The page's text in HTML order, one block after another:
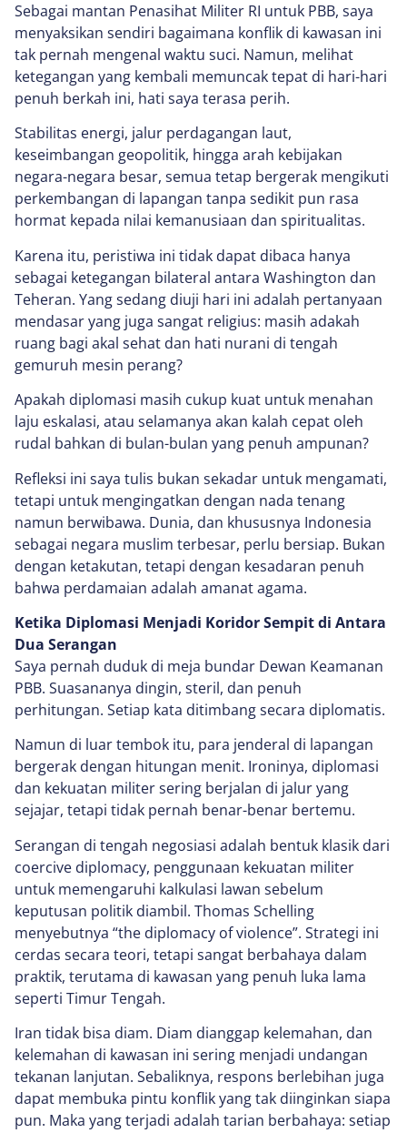
Sebagai mantan Penasihat Militer RI untuk PBB, saya
menyaksikan sendiri bagaimana konflik di kawasan ini
tak pernah mengenal waktu suci. Namun, melihat
ketegangan yang kembali memuncak tepat di hari-hari
penuh berkah ini, hati saya terasa perih.
Stabilitas energi, jalur perdagangan laut,
keseimbangan geopolitik, hingga arah kebijakan
negara-negara besar, semua tetap bergerak mengikuti
perkembangan di lapangan tanpa sedikit pun rasa
hormat kepada nilai kemanusiaan dan spiritualitas.
Karena itu, peristiwa ini tidak dapat dibaca hanya
sebagai ketegangan bilateral antara Washington dan
Teheran. Yang sedang diuji hari ini adalah pertanyaan
mendasar yang juga sangat religius: masih adakah
ruang bagi akal sehat dan hati nurani di tengah
gemuruh mesin perang?
Apakah diplomasi masih cukup kuat untuk menahan
laju eskalasi, atau selamanya akan kalah cepat oleh
rudal bahkan di bulan-bulan yang penuh ampunan?
Refleksi ini saya tulis bukan sekadar untuk mengamati,
tetapi untuk mengingatkan dengan nada tenang
namun berwibawa. Dunia, dan khususnya Indonesia
sebagai negara muslim terbesar, perlu bersiap. Bukan
dengan ketakutan, tetapi dengan kesadaran penuh
bahwa perdamaian adalah amanat agama.
Ketika Diplomasi Menjadi Koridor Sempit di Antara
Dua Serangan
Saya pernah duduk di meja bundar Dewan Keamanan
PBB. Suasananya dingin, steril, dan penuh
perhitungan. Setiap kata ditimbang secara diplomatis.
Namun di luar tembok itu, para jenderal di lapangan
bergerak dengan hitungan menit. Ironinya, diplomasi
dan kekuatan militer sering berjalan di jalur yang
sejajar, tetapi tidak pernah benar-benar bertemu.
Serangan di tengah negosiasi adalah bentuk klasik dari
coercive diplomacy, penggunaan kekuatan militer
untuk memengaruhi kalkulasi lawan sebelum
keputusan politik diambil. Thomas Schelling
menyebutnya “the diplomacy of violence”. Strategi ini
cerdas secara teori, tetapi sangat berbahaya dalam
praktik, terutama di kawasan yang penuh luka lama
seperti Timur Tengah.
Iran tidak bisa diam. Diam dianggap kelemahan, dan
kelemahan di kawasan ini sering menjadi undangan
tekanan lanjutan. Sebaliknya, respons berlebihan juga
dapat membuka pintu konflik yang tak diinginkan siapa
pun. Maka yang terjadi adalah tarian berbahaya: setiap